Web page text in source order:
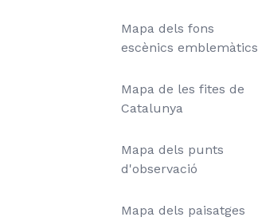
Mapa dels fons
escènics emblemàtics
Mapa de les fites de
Catalunya
Mapa dels punts
d'observació
Mapa dels paisatges